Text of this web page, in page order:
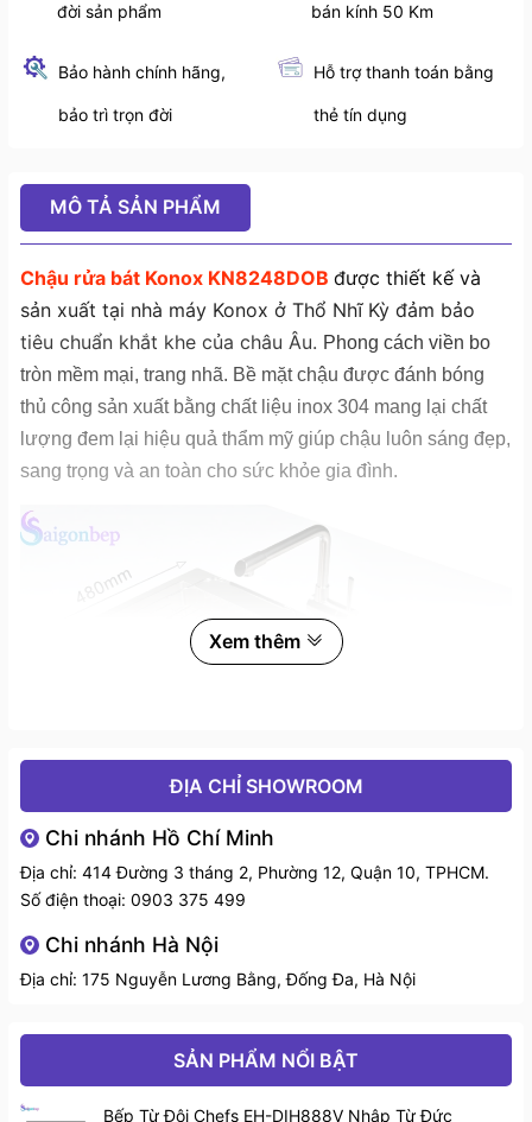
đời sản phẩm bán kính 50 Km
Bảo hành chính hãng,
bảo trì trọn đời
Hỗ trợ thanh toán bằng
thẻ tín dụng
MÔ TẢ SẢN PHẨM
Chậu rửa bát Konox KN8248DOB được thiết kế và
sản xuất tại nhà máy Konox ở Thổ Nhĩ Kỳ đảm bảo
tiêu chuẩn khắt khe của châu Âu. Phong cách viền bo
tròn mềm mại, trang nhã. Bề mặt chậu được đánh bóng
thủ công sản xuất bằng chất liệu inox 304 mang lại chất
lượng đem lại hiệu quả thẩm mỹ giúp chậu luôn sáng đẹp,
sang trọng và an toàn cho sức khỏe gia đình.
Chậu rửa Konox KN8248DOB
Điểm nổi bật của chậu rửa bát Konox
KN8248DOB
nghệ này sẽ chống bám dầu và hạn chế xước mờ với
mức độ tinh xảo cao hiệu quả.
Xem thêm
ĐỊA CHỈ SHOWROOM
Chi nhánh Hồ Chí Minh
Địa chỉ: 414 Đường 3 tháng 2, Phường 12, Quận 10, TPHCM.
Số điện thoại: 0903 375 499
Chi nhánh Hà Nội
Địa chỉ: 175 Nguyễn Lương Bằng, Đống Đa, Hà Nội
SẢN PHẨM NỔI BẬT
Bếp Từ Đôi Chefs EH-DIH888V Nhập Từ Đức